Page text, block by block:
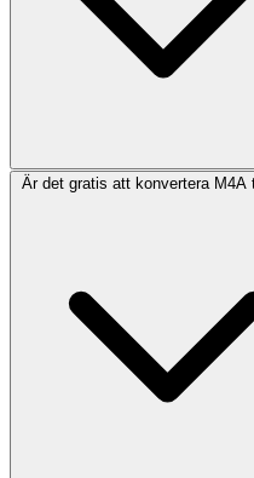
Är det gratis att konvertera M4A